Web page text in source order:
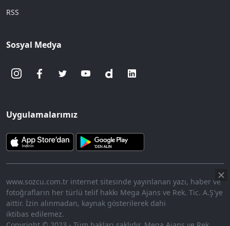
RSS
Sosyal Medya
Uygulamalarımız
www.sozcu.com.tr internet sitesinde yayınlanan yazı, haber ve
fotoğrafların her türlü telif hakkı Mega Ajans ve Rek. Tic. A.Ş'ye
aittir. İzin alınmadan, kaynak gösterilerek dahi
iktibas edilemez.